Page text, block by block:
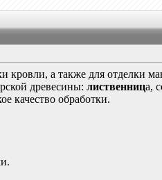
кровли, а также для отделки
древесины:лиственница,
качество обработки.